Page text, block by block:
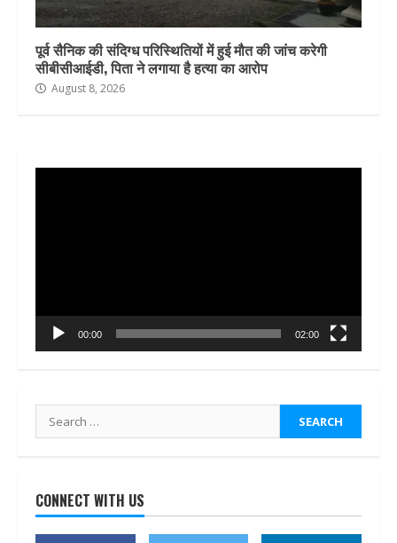
पूर्व सैनिक की संदिग्ध परिस्थितियों में हुई मौत की जांच करेगी
सीबीसीआईडी, पिता ने लगाया है हत्या का आरोप
August 8, 2026
00:00 02:00
Search
for:
CONNECT WITH US